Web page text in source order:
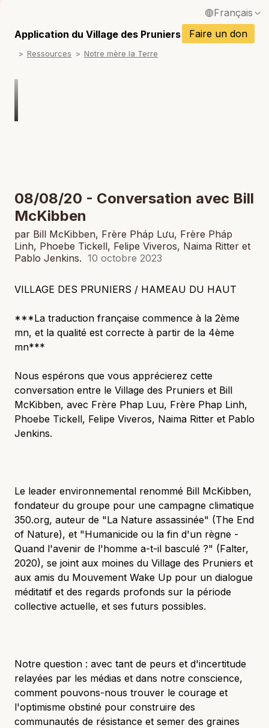
Français
English / Anglais
Español / Espagnol
Application du Village des Pruniers Faire un don
Ressources Notre mère la Terre
08/08/20 - Conversation avec Bill
McKibben
par Bill McKibben, Frère Pháp Lưu, Frère Pháp
Linh, Phoebe Tickell, Felipe Viveros, Naima Ritter et
Pablo Jenkins. 10 octobre 2023
VILLAGE DES PRUNIERS / HAMEAU DU HAUT
***La traduction française commence à la 2ème
mn, et la qualité est correcte à partir de la 4ème
mn***
Nous espérons que vous apprécierez cette
conversation entre le Village des Pruniers et Bill
McKibben, avec Frère Phap Luu, Frère Phap Linh,
Phoebe Tickell, Felipe Viveros, Naima Ritter et Pablo
Jenkins.
Le leader environnemental renommé Bill McKibben,
fondateur du groupe pour une campagne climatique
350.org, auteur de "La Nature assassinée" (The End
of Nature), et "Humanicide ou la fin d'un règne -
Quand l'avenir de l'homme a-t-il basculé ?" (Falter,
2020), se joint aux moines du Village des Pruniers et
aux amis du Mouvement Wake Up pour un dialogue
méditatif et des regards profonds sur la période
collective actuelle, et ses futurs possibles.
Notre question : avec tant de peurs et d'incertitude
relayées par les médias et dans notre conscience,
comment pouvons-nous trouver le courage et
l'optimisme obstiné pour construire des
communautés de résistance et semer des graines